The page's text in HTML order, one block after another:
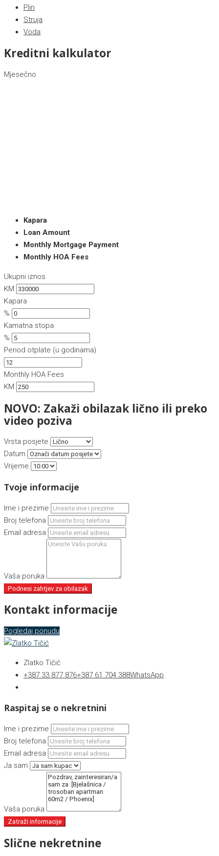
Plin
Struja
Voda
Kreditni kalkulator
Mjesečno
Kapara
Loan Amount
Monthly Mortgage Payment
Monthly HOA Fees
Ukupni iznos
KM
Kapara
%
Kamatna stopa
%
Period otplate (u godinama)
Monthly HOA Fees
KM
NOVO: Zakaži obilazak lično ili preko
video poziva
Vrsta posjete
Datum
Vrijeme
Tvoje informacije
Ime i prezime
Broj telefona
Email adresa
Vaša poruka
Podnesi zahtjev za obilazak
Kontakt informacije
Pogledaj ponudu
Zlatko Tičić
+387 33 877 876+387 61 704 388WhatsApp
Raspitaj se o nekretnini
Ime i prezime
Broj telefona
Email adresa
Ja sam
Vaša poruka
Zatraži informacije
Slične nekretnine